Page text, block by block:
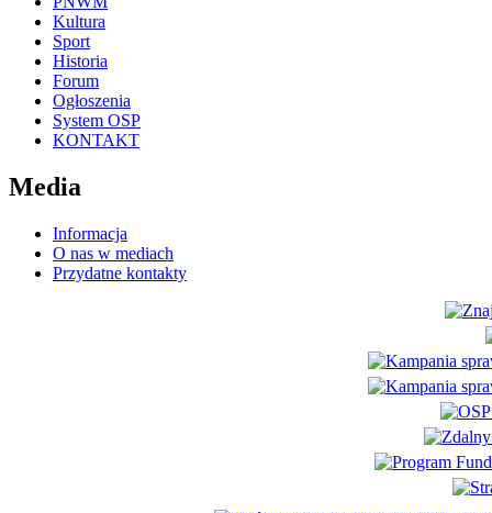
Kultura
Sport
Historia
Forum
Ogłoszenia
System OSP
KONTAKT
Media
Informacja
O nas w mediach
Przydatne kontakty